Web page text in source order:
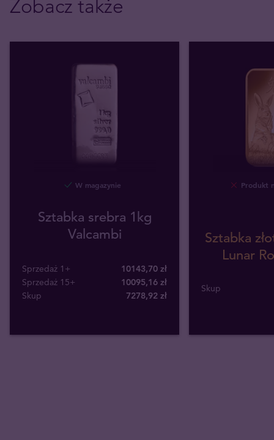
Zobacz także
W magazynie
Sztabka srebra 1kg
Valcambi
Sprzedaż 1+
10143,70 zł
Sprzedaż 15+
10095,16 zł
Skup
7278,92 zł
Produkt
Sztabka
Lunar
Skup